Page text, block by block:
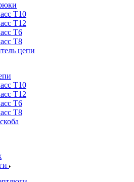
Т10
Т12
Т6
Т8
цепи
Т10
Т12
Т6
Т8